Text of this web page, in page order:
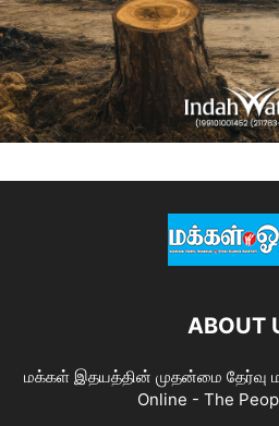
ABOUT
மக்கள் இதயத்தின் முதன்மை தேர்வு
Online - The